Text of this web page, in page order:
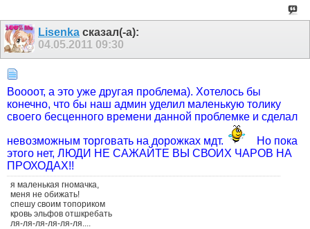
Lisenka сказал(-а):
04.05.2011 09:30
Воооот, а это уже другая проблема). Хотелось бы
конечно, что бы наш админ уделил маленькую толику
своего бесценного времени данной проблемке и сделал
невозможным торговать на дорожках мдт.
Но пока
этого нет, ЛЮДИ НЕ САЖАЙТЕ ВЫ СВОИХ ЧАРОВ НА
ПРОХОДАХ!!
я маленькая гномачка,
меня не обижать!
спешу своим топориком
кровь эльфов отшкребать
ля-ля-ля-ля-ля-ля....